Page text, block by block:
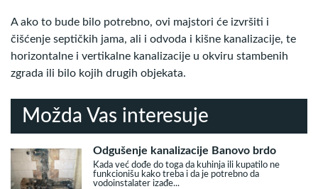
A ako to bude bilo potrebno, ovi majstori će izvršiti i
čišćenje septičkih jama, ali i odvoda i kišne kanalizacije, te
horizontalne i vertikalne kanalizacije u okviru stambenih
zgrada ili bilo kojih drugih objekata.
Možda Vas interesuje
Odgušenje kanalizacije Banovo brdo
Kada već dođe do toga da kuhinja ili kupatilo ne
funkcionišu kako treba i da je potrebno da
vodoinstalater izađe...